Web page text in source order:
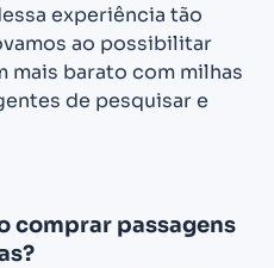
experiência tão
ao possibilitar
mais barato com milhas
de pesquisar e
comprar passagens